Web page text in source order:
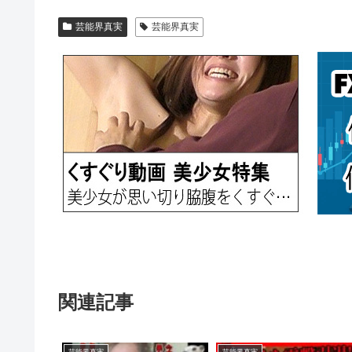
芸能界真実 芸能界真実
関連記事